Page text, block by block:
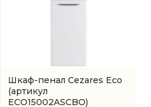
Шкаф-пенал Cezares Eco
(артикул
ECO15002ASCBO)